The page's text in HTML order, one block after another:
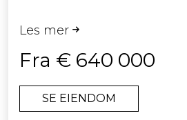
Les mer
Fra € 640 000
SE EIENDOM